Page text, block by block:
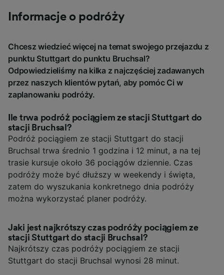
Informacje o podróży
Chcesz wiedzieć więcej na temat swojego przejazdu z
punktu Stuttgart do punktu Bruchsal?
Odpowiedzieliśmy na kilka z najczęściej zadawanych
przez naszych klientów pytań, aby pomóc Ci w
zaplanowaniu podróży.
Ile trwa podróż pociągiem ze stacji Stuttgart do
stacji Bruchsal?
Podróż pociągiem ze stacji Stuttgart do stacji
Bruchsal trwa średnio 1 godzina i 12 minut, a na tej
trasie kursuje około 36 pociągów dziennie. Czas
podróży może być dłuższy w weekendy i święta,
zatem do wyszukania konkretnego dnia podróży
można wykorzystać planer podróży.
Jaki jest najkrótszy czas podróży pociągiem ze
stacji Stuttgart do stacji Bruchsal?
Najkrótszy czas podróży pociągiem ze stacji
Stuttgart do stacji Bruchsal wynosi 28 minut.